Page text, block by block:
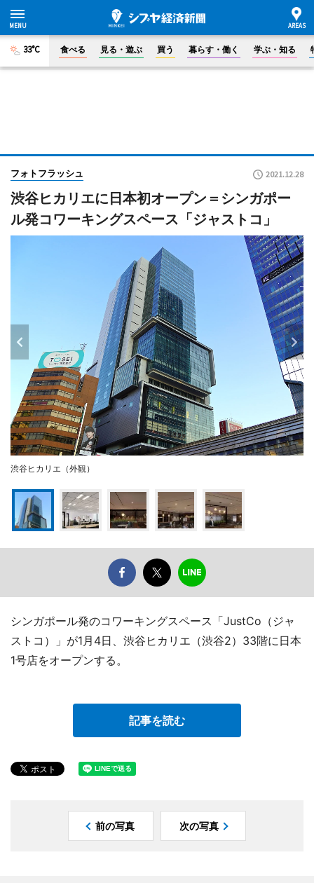
33°C 食べる 見る・遊ぶ 買う 暮らす・働く 学ぶ・知る
フォトフラッシュ 2021.12.28
渋谷ヒカリエに日本初オープン＝シンガポー
ル発コワーキングスペース「ジャストコ」
渋谷ヒカリエ（外観）
シンガポール発のコワーキングスペース「JustCo（ジャ
ストコ）」が1月4日、渋谷ヒカリエ（渋谷2）33階に日本
1号店をオープンする。
記事を読む
前の写真 次の写真